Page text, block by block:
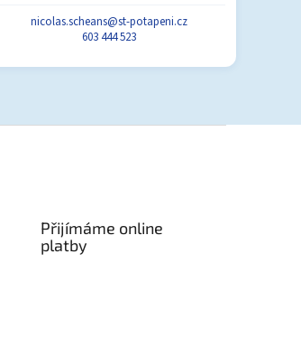
nicolas.scheans@st-potapeni.cz
603 444 523
Přijímáme online
platby